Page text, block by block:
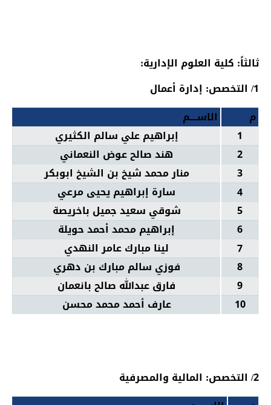
ثالثاً: كلية العلوم الإدارية:
1/ التخصص: إدارة أعمال
م
الاســــم
1
إبراهيم علي سالم الكثيري
2
هند صالح عوض النعماني
3
منار محمد شيخ بن الشيخ ابوبكر
4
سارة إبراهيم يحيى مرعي
5
شوقي سعيد جميل باخريصة
6
إبراهيم محمد أحمد حويلة
7
لينا مبارك عامر النهدي
8
فوزي سالم مبارك بن دهري
9
فارق عبدالله صالح بانعمان
10
عارف أحمد محمد محسن
2/ التخصص: المالية والمصرفية